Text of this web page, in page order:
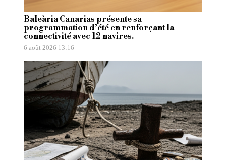
Baleària Canarias présente sa
programmation d’été en renforçant la
connectivité avec 12 navires.
6 août 2026 13:16